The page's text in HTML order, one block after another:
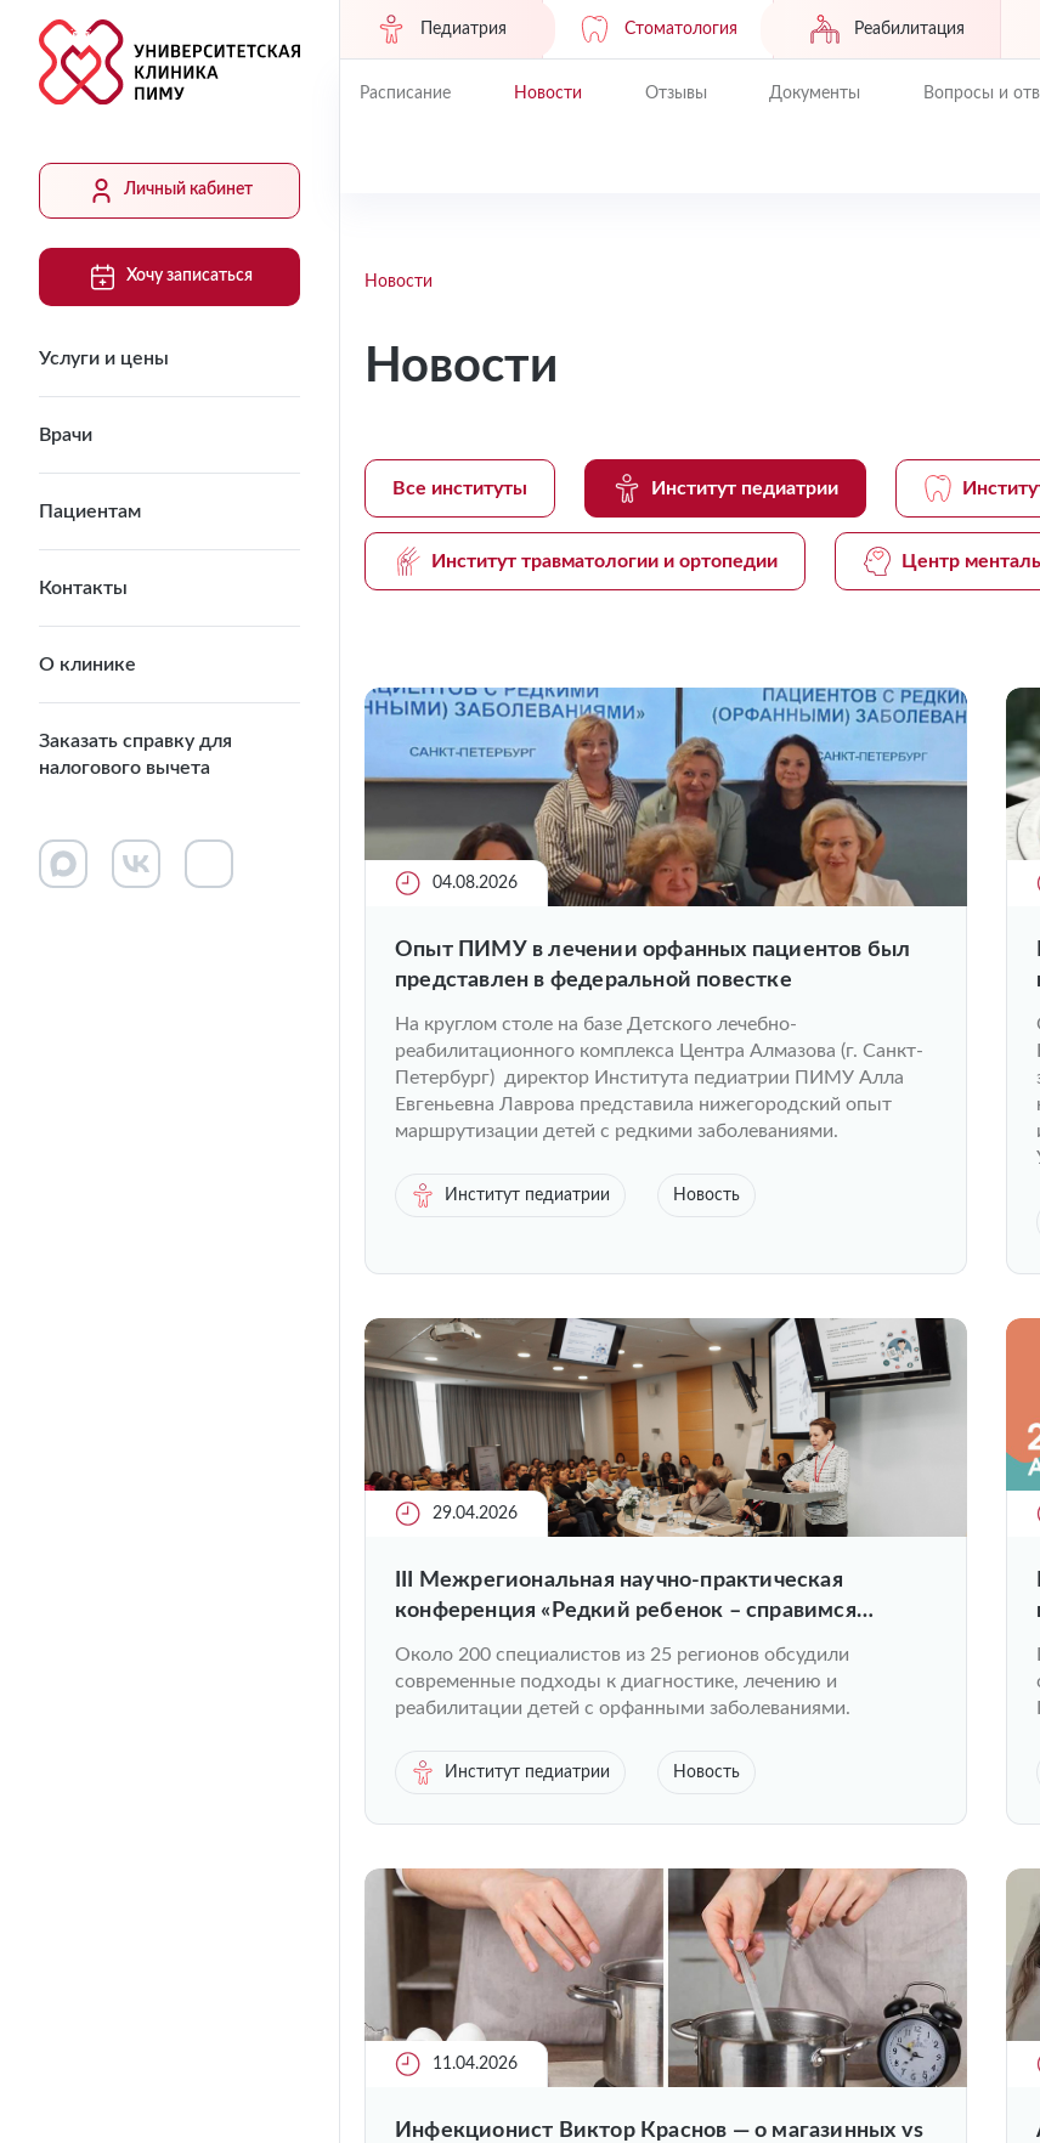
Личный кабинет
Хочу записаться
Услуги и цены
Врачи
Пациентам
Контакты
О клинике
Заказать справку для
налогового вычета
Педиатрия Стоматология Реабилитация
Расписание Новости Отзывы Документы Вопросы и
Новости
Новости
Все институты Институт педиатрии
Институт травматологии и ортопедии Центр
04.08.2026
Опыт ПИМУ в лечении орфанных пациентов был
представлен в федеральной повестке
На круглом столе на базе Детского лечебно-
реабилитационного комплекса Центра Алмазова (г. Санкт-
Петербург) директор Института педиатрии ПИМУ Алла
Евгеньевна Лаврова представила нижегородский опыт
маршрутизации детей с редкими заболеваниями.
Институт педиатрии Новость
29.04.2026
III Межрегиональная научно-практическая
конференция «Редкий ребенок – справимся
вместе» прошла в Нижнем Новгороде
Около 200 специалистов из 25 регионов обсудили
современные подходы к диагностике, лечению и
реабилитации детей с орфанными заболеваниями.
Институт педиатрии Новость
11.04.2026
Инфекционист Виктор Краснов — о магазинных vs